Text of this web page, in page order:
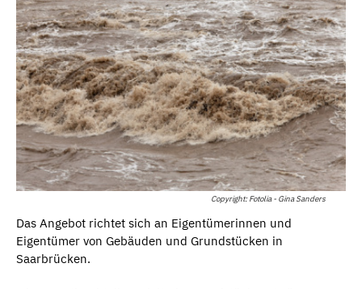
Copyright: Fotolia - Gina Sanders
Das Angebot richtet sich an Eigentümerinnen und
Eigentümer von Gebäuden und Grundstücken in
Saarbrücken.